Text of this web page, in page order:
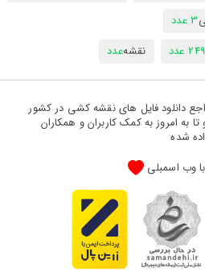
3 عدد
عدد نقشهعدد
دانلود فایل های نقشه کشی در کشور
و تا به امروز به کمک کاربران و همکاران
شده
با وب اسمبلی